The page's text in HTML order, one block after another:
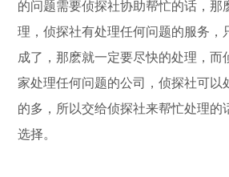
的问题需要侦探社协助帮忙的话，那
理，侦探社有处理任何问题的服务，
成了，那麽就一定要尽快的处理，而
家处理任何问题的公司，侦探社可以
的多，所以交给侦探社来帮忙处理的
选择。